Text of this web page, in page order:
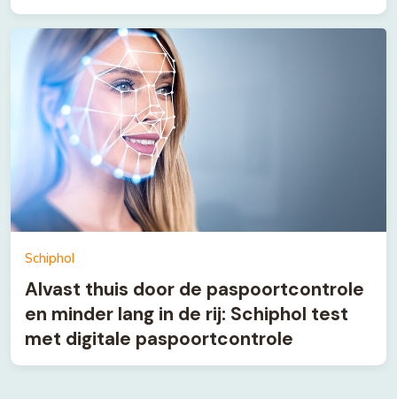
Schiphol
Alvast thuis door de paspoortcontrole
en minder lang in de rij: Schiphol test
met digitale paspoortcontrole